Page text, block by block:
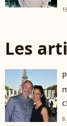
Les
8